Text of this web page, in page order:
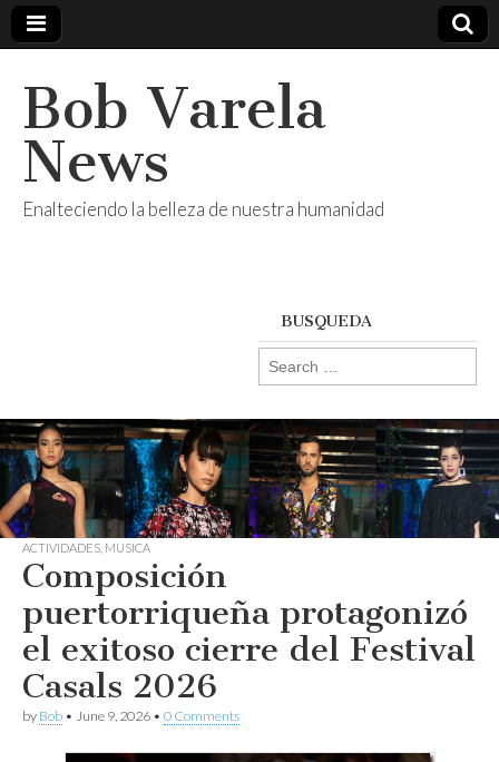
Bob Varela
News
Enalteciendo la belleza de nuestra humanidad
BUSQUEDA
Search
for:
ACTIVIDADES MUSICA
Composición
puertorriqueña protagonizó
el exitoso cierre del Festival
Casals 2026
by Bob • June 9, 2026 • 0 Comments